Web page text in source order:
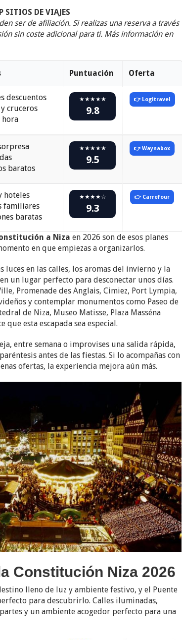
SITIOS DE VIAJES
ser de afiliación. Si realizas una reserva a través
sin coste adicional para ti. Más información en
Puntuación Oferta
descuentos
cruceros
hora
★★★★★
9.8
👉 Logitravel
baratos
★★★★★
9.5
👉 Waynabox
hoteles
familiares
baratas
★★★★☆
9.3
👉 Carrefour
a Niza en 2026 son de esos planes
en que empiezas a organizarlos.
luces en las calles, los aromas del invierno y la
un lugar perfecto para desconectar unos días.
Promenade des Anglais, Cimiez, Port Lympia,
y contemplar monumentos como Paseo de
de Niza, Museo Matisse, Plaza Masséna
que esta escapada sea especial.
entre semana o improvises una salida rápida,
antes de las fiestas. Si lo acompañas con
ofertas, la experiencia mejora aún más.
Constitución Niza 2026
lleno de luz y ambiente festivo, y el Puente
para descubrirlo. Calles iluminadas,
y un ambiente acogedor perfecto para una